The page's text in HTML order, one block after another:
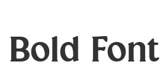
Bold Font